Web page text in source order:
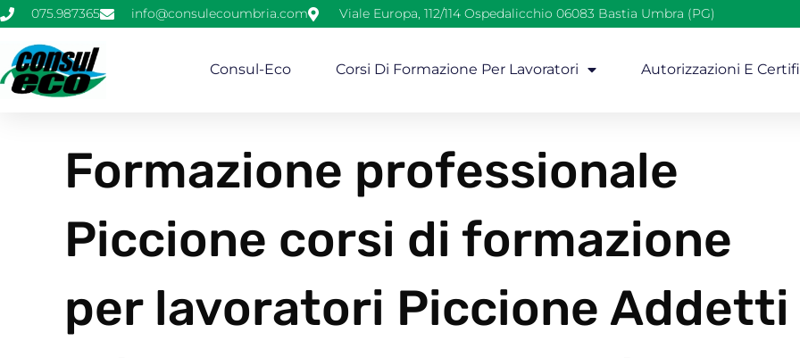
075.987365 info@consulecoumbria.com Viale Europa, 112/114 Ospedalicchio 06083 Bastia Umbra (PG)
Consul-Eco Corsi Di Formazione Per Lavoratori Autorizzazioni E
Formazione professionale
Piccione corsi di formazione
per lavoratori Piccione Addetti